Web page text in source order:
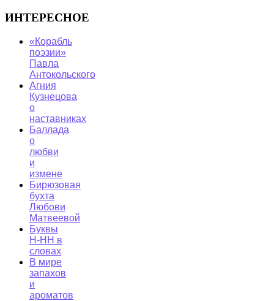
ИНТЕРЕСНОЕ
«Корабль
поэзии»
Павла
Антокольского
Агния
Кузнецова
о
наставниках
Баллада
о
любви
и
измене
Бирюзовая
бухта
Любови
Матвеевой
Буквы
Н-НН в
словах
В мире
запахов
и
ароматов